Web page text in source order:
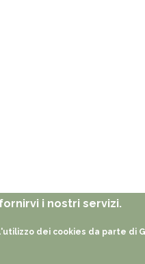
i nostri servizi.
dei cookies da parte di